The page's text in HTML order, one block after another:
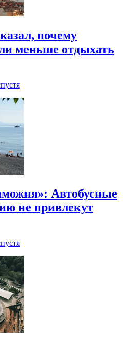
почему
меньше отдыхать
Автобусные
не привлекут